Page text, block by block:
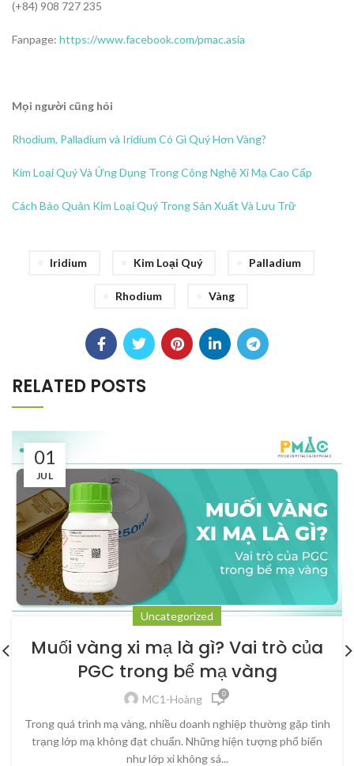
(+84) 908 727 235
Fanpage: https://www.facebook.com/pmac.asia
Mọi người cũng hỏi
Rhodium, Palladium và Iridium Có Gì Quý Hơn Vàng?
Kim Loại Quý Và Ứng Dụng Trong Công Nghệ Xi Mạ Cao Cấp
Cách Bảo Quản Kim Loại Quý Trong Sản Xuất Và Lưu Trữ
Iridium Kim Loại Quý Palladium
Rhodium Vàng
RELATED POSTS
01
JUL
Uncategorized
Muối vàng xi mạ là gì? Vai trò của
PGC trong bể mạ vàng
MC1-Hoàng 0
Trong quá trình mạ vàng, nhiều doanh nghiệp thường gặp tình
trạng lớp mạ không đạt chuẩn. Những hiện tượng phổ biến
như lớp xi không sá...